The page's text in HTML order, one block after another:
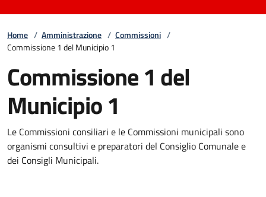
Home / Amministrazione / Commissioni /
Commissione 1 del Municipio 1
Commissione 1 del
Municipio 1
Le Commissioni consiliari e le Commissioni municipali sono
organismi consultivi e preparatori del Consiglio Comunale e
dei Consigli Municipali.